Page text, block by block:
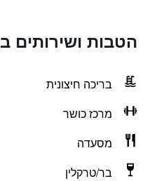
הטבות ושירותים בTaj Swarna
בריכה חיצונית
מרכז כושר
מסעדה
בר/טרקלין